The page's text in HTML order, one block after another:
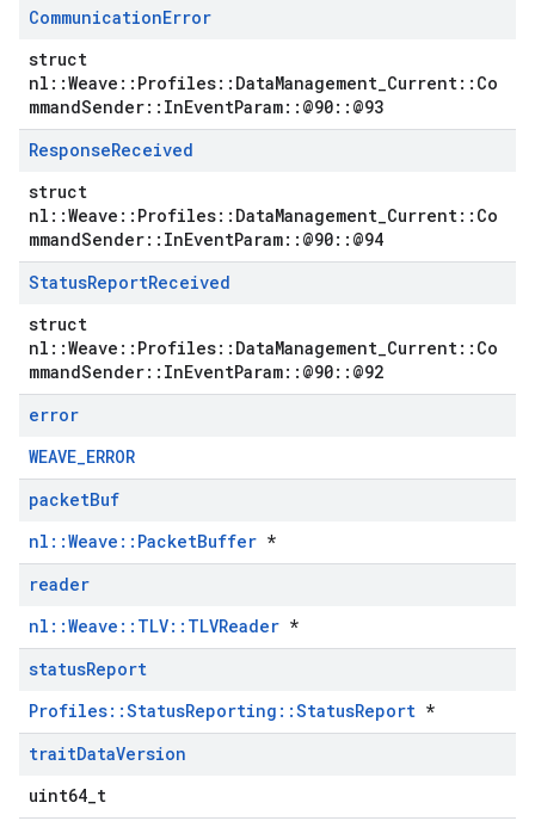
CommunicationError
struct
nl::Weave::Profiles::DataManagement_Current::Co
mmandSender::InEventParam::@90::@93
ResponseReceived
struct
nl::Weave::Profiles::DataManagement_Current::Co
mmandSender::InEventParam::@90::@94
StatusReportReceived
struct
nl::Weave::Profiles::DataManagement_Current::Co
mmandSender::InEventParam::@90::@92
error
WEAVE_ERROR
packetBuf
nl::Weave::PacketBuffer *
reader
nl::Weave::TLV::TLVReader *
statusReport
Profiles::StatusReporting::StatusReport *
traitDataVersion
uint64_t